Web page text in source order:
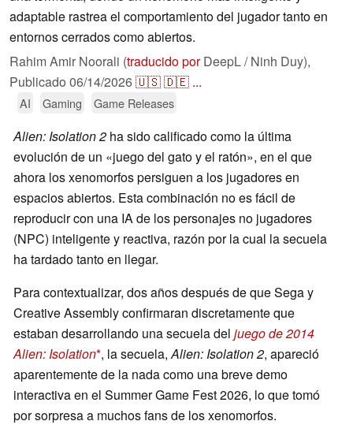
adaptable rastrea el comportamiento del jugador tanto en
entornos cerrados como abiertos.
Rahim Amir Noorali (traducido porDeepL / Ninh Duy),
Publicado 06/14/2026🇺🇸🇩🇪 ...
AI Gaming Game Releases
Alien: Isolation 2 ha sido calificado como la última
evolución de un «juego del gato y el ratón», en el que
ahora los xenomorfos persiguen a los jugadores en
espacios abiertos. Esta combinación no es fácil de
reproducir con una IA de los personajes no jugadores
(NPC) inteligente y reactiva, razón por la cual la secuela
ha tardado tanto en llegar.
Para contextualizar, dos años después de que Sega y
Creative Assembly confirmaran discretamente que
estaban desarrollando una secuela del juego de 2014
Alien: Isolation , la secuela,Alien: Isolation 2, apareció
aparentemente de la nada como una breve demo
interactiva en el Summer Game Fest 2026, lo que tomó
por sorpresa a muchos fans de los xenomorfos.